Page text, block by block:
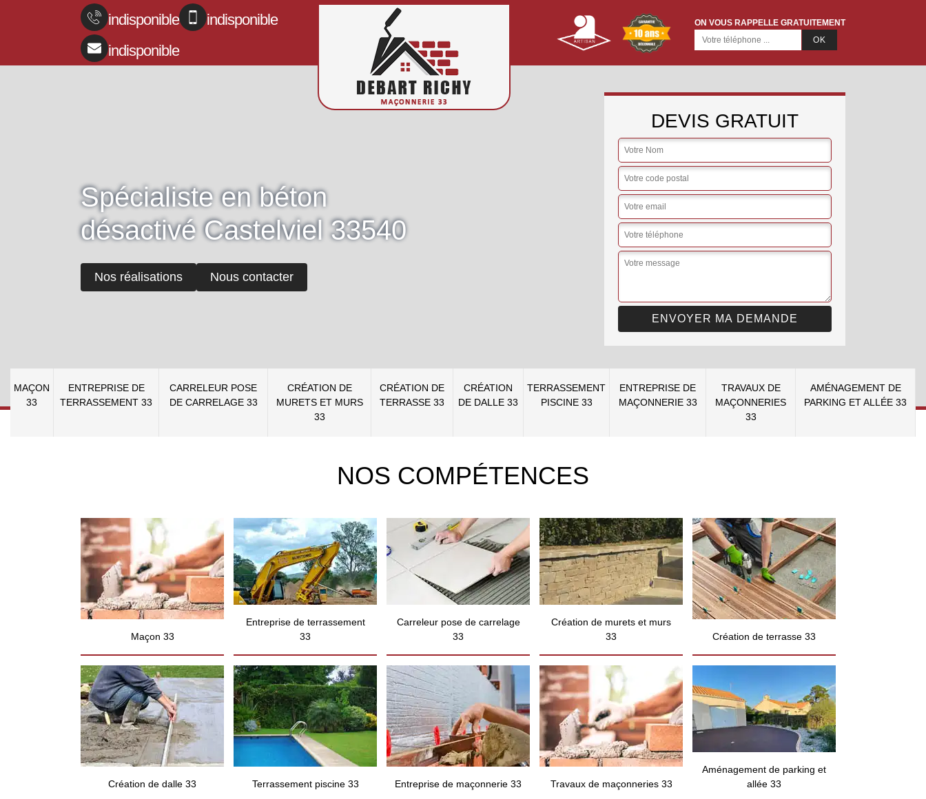
indisponible
indisponible
indisponible
ON VOUS RAPPELLE GRATUITEMENT
Spécialiste en béton
désactivé Castelviel 33540
Nos réalisations Nous contacter
DEVIS GRATUIT
MAÇON
33
ENTREPRISE DE
TERRASSEMENT 33
CARRELEUR POSE
DE CARRELAGE 33
CRÉATION DE
MURETS ET MURS
33
CRÉATION DE
TERRASSE 33
CRÉATION
DE DALLE 33
TERRASSEMENT
PISCINE 33
ENTREPRISE DE
MAÇONNERIE 33
TRAVAUX DE
MAÇONNERIES
33
AMÉNAGEMENT DE
PARKING ET ALLÉE 33
NOS COMPÉTENCES
Maçon 33
Entreprise de terrassement
33
Carreleur pose de carrelage
33
Création de murets et murs
33
Création de terrasse 33
Création de dalle 33 Terrassement piscine 33 Entreprise de maçonnerie 33 Travaux de maçonneries 33
Aménagement de parking et
allée 33